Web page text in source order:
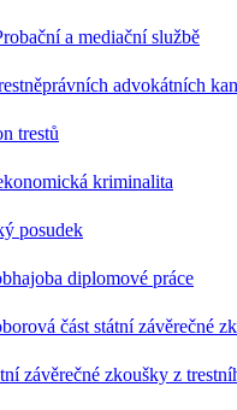
a mediační službě
advokátních
trestů
kriminalita
posudek
diplomové práce
část státní závěrečné
závěrečné zkoušky z